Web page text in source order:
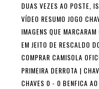
DUAS VEZES AO POSTE,
VÍDEO RESUMO JOGO
IMAGENS QUE
EM JEITO DE RESCALDO
COMPRAR CAMISOLA
PRIMEIRA DERROTA |
CHAVES 0 - 0 BENFICA AO